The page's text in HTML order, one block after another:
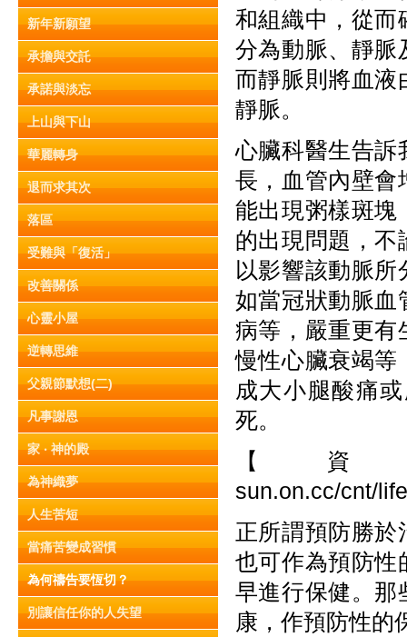
新年新願望
承擔與交託
承諾與淡忘
上山與下山
華麗轉身
退而求其次
落區
受難與「復活」
改善關係
心靈小屋
逆轉思維
父親節默想(二)
凡事謝恩
家 ‧ 神的殿
為神織夢
人生苦短
當痛苦變成習慣
為何禱告要恆切？
別讓信任你的人失望
和組織中，從而
分為動脈、靜脈
而靜脈則將血液
靜脈。
心臟科醫生告訴
長，血管內壁會
能出現粥樣斑塊
的出現問題，不
以影響該動脈
如當冠狀動脈血
病等，嚴重更有
慢性心臟衰竭等
成大小腿酸痛
死。
【資
sun.on.cc/cnt/
正所謂預防勝於
也可作為預防性
早進行保健。那
康，作預防性的